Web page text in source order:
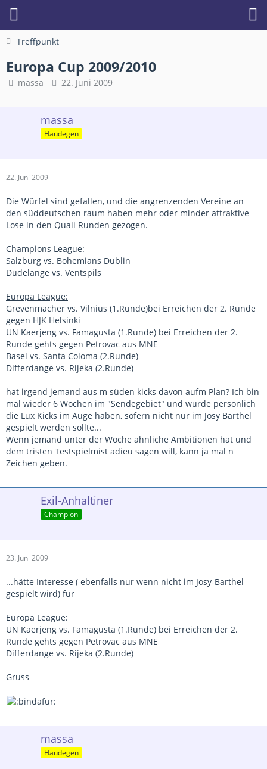
Treffpunkt
Europa Cup 2009/2010
massa 22. Juni 2009
massa
Haudegen
22. Juni 2009
Die Würfel sind gefallen, und die angrenzenden Vereine an
den süddeutschen raum haben mehr oder minder attraktive
Lose in den Quali Runden gezogen.
Champions League:
Salzburg vs. Bohemians Dublin
Dudelange vs. Ventspils
Europa League:
Grevenmacher vs. Vilnius (1.Runde)bei Erreichen der 2. Runde
gegen HJK Helsinki
UN Kaerjeng vs. Famagusta (1.Runde) bei Erreichen der 2.
Runde gehts gegen Petrovac aus MNE
Basel vs. Santa Coloma (2.Runde)
Differdange vs. Rijeka (2.Runde)
hat irgend jemand aus m süden kicks davon aufm Plan? Ich bin
mal wieder 6 Wochen im "Sendegebiet" und würde persönlich
die Lux Kicks im Auge haben, sofern nicht nur im Josy Barthel
gespielt werden sollte...
Wenn jemand unter der Woche ähnliche Ambitionen hat und
dem tristen Testspielmist adieu sagen will, kann ja mal n
Zeichen geben.
Exil-Anhaltiner
Champion
23. Juni 2009
...hätte Interesse ( ebenfalls nur wenn nicht im Josy-Barthel
gespielt wird) für
Europa League:
UN Kaerjeng vs. Famagusta (1.Runde) bei Erreichen der 2.
Runde gehts gegen Petrovac aus MNE
Differdange vs. Rijeka (2.Runde)
Gruss
massa
Haudegen